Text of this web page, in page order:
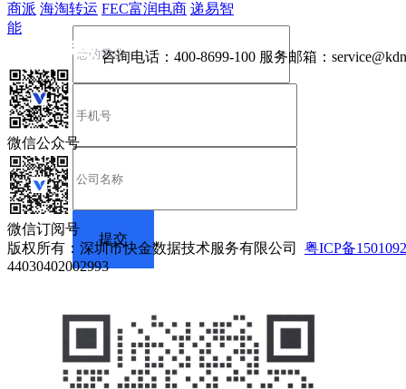
商派 海淘转运 FEC富润电商 递易智
能
咨询电话： 400-8699-100 服务邮箱：
微信公众号
微信订阅号
版权所有：深圳市快金数据技术服务有限公司 粤ICP备
44030402002993